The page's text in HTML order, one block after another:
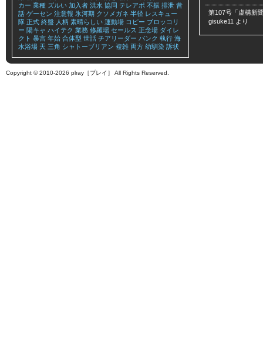
カー 業種 ズルい 加入者 洪水 協同 テレアポ 不振 排泄 昔
話 ゲーセン 注意報 氷河期 クソメガネ 半径 レスキュー
隊 正式 終盤 人柄 素晴らしい 運動場 コピー ブロッコリ
ー 陽キャ ハイテク 業務 修羅場 セールス 正念場 ダイレ
クト 暴言 年始 合体型 世話 チアリーダー パンク 執行 海
水浴場 天 三角 シャトーブリアン 複雑 両方 幼馴染 訴状
第107号「虚構新
gisuke11 より
Copyright © 2010-2026 plray［プレイ］ All Rights Reserved.